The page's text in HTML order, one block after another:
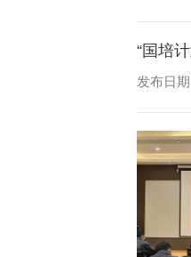
发布日